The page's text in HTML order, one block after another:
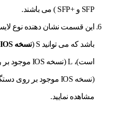
SFP و +SFP ) می باشند.
این قسمت نشان دهنده نوع
باشد که می توانید S ( نسخه IOS
مشاهده نمایید.